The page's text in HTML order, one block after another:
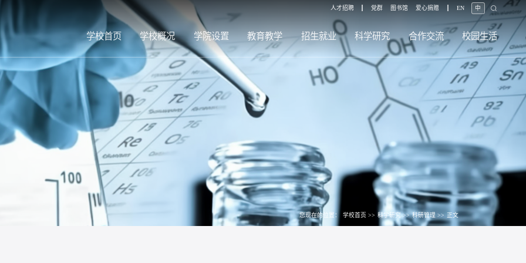
人才招聘 党群 图书馆 爱心捐赠 EN 中
学校首页 学校概况 学院设置 教育教学 招生就业 科学研究 合作交流 校园生活
您现在的位置： 学校首页 >> 科学研究 >> 科研管理 >> 正文